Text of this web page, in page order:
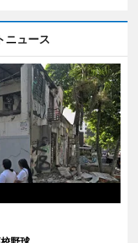
ニュース